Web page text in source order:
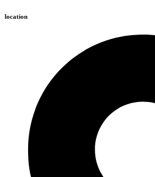
location